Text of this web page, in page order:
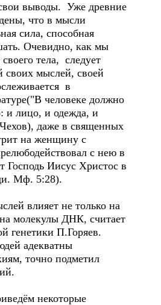
выводы. Уже древние
что в мысли
сила, способная
Очевидно, как мы
тела, следует
своих мыслей, своей
в
человеке должно
и лицо, и одежда, и
даже в священных
на женщину с
с нею в
Господь Иисус Христос в
Мф. 5:28).
влияет не только на
молекулы ДНК, считает
генетики П.Горяев.
адекватны
точно подметил
некоторые